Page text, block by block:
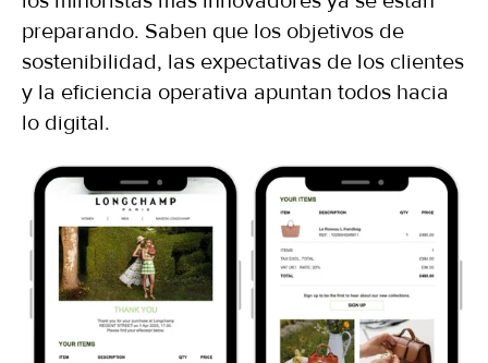
preparando. Saben que los objetivos de
sostenibilidad, las expectativas de los clientes
y la eficiencia operativa apuntan todos hacia
lo digital.